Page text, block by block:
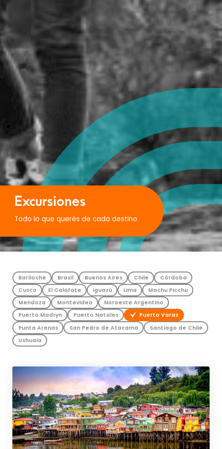
Excursiones
Todo lo que querés de cada destino
Bariloche Brasil Buenos Aires Chile
Córdoba
Cusco
El Calafate Iguazú Lima
Machu Picchu
Mendoza
Montevideo
Noroeste Argentino
Puerto Madryn
Puerto Natales
Puerto Varas
Punta Arenas
San Pedro de Atacama
Santiago de Chile
Ushuaia